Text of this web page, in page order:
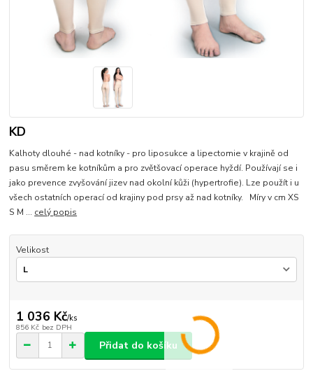
KD
Kalhoty dlouhé - nad kotníky - pro liposukce a lipectomie v krajině od
pasu směrem ke kotníkům a pro zvětšovací operace hyždí. Používají se i
jako prevence zvyšování jizev nad okolní kůži (hypertrofie). Lze použít i u
všech ostatních operací od krajiny pod prsy až nad kotníky. Míry v cm XS
S M ... celý popis
Velikost
1 036 Kč/ks
856 Kč bez DPH
Přidat do košíku